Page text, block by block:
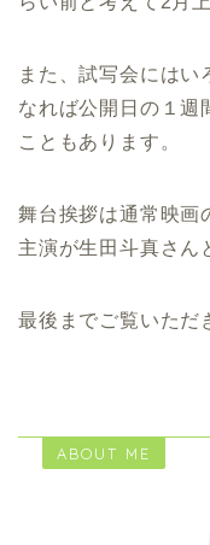
また、試写会にはい
なれば公開日の１週
こともあります。
舞台挨拶は通常映画
主演が生田斗真さん
最後までご覧いただ
ABOUT ME